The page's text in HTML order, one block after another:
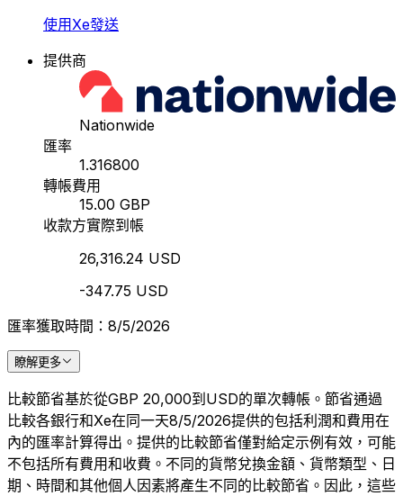
使用Xe發送
提供商
Nationwide
匯率
1.316800
轉帳費用
15.00 GBP
收款方實際到帳
26,316.24 USD
-347.75 USD
匯率獲取時間：8/5/2026
瞭解更多
比較節省基於從GBP 20,000到USD的單次轉帳。節省通過
比較各銀行和Xe在同一天8/5/2026提供的包括利潤和費用在
內的匯率計算得出。提供的比較節省僅對給定示例有效，可能
不包括所有費用和收費。不同的貨幣兌換金額、貨幣類型、日
期、時間和其他個人因素將產生不同的比較節省。因此，這些